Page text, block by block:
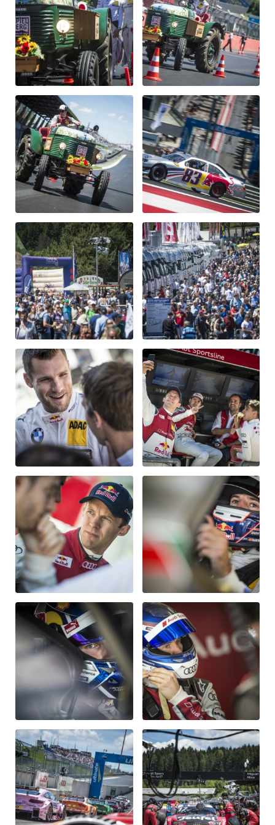
Fahrzeug
Alle anzeigen
Business
Alle anzeigen
Glossar
Alle anzeigen